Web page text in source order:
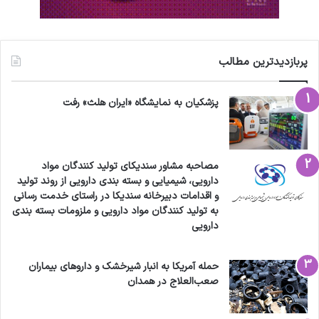
همزمان واکسن آنفلوآنزا، پنوموکوک و کرونا وجود
دارد یا خیر؟، بیان کرد: فاصله زمانی نیاز نیست و
قابلیت تزریق همزمان وجود دارد درواقع واکسن
پنوموکوک تداخلی با واکسن‌های کرونا و آنفلوآنزا
ندارد. ایمنی حاصل از تزریق واکسن پنوموکوک
کنژوگه بلندمدت است و عموما دیگر نیازی به تکرار
تزریق واکسن وجود ندارد، مگر اینکه افراد دچار نقص
ایمنی بوده یا در سنین بالایی باشند. در گروه سنی
بالاتر از کودکان معمولا ترکیب تزریق دو واکسن
کاهش مقاومت میکروبی به دنبال تزریق واکسن
پنوموکوک
پربازدیدترین مطالب
پزشکیان به نمایشگاه «ایران هلث» رفت
مصاحبه مشاور سندیکای تولید کنندگان مواد
دارویی، شیمیایی و بسته بندی دارویی از روند تولید
و اقدامات دبیرخانه سندیکا در راستای خدمت رسانی
به تولید کنندگان مواد دارویی و ملزومات بسته بندی
دارویی
حمله آمریکا به انبار شیرخشک و داروهای بیماران
صعب‌العلاج در همدان